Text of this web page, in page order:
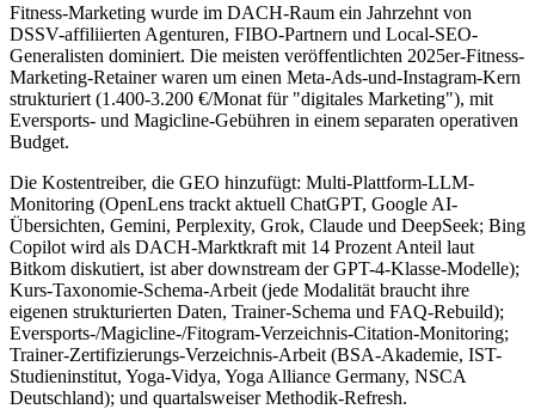
Fitness-Marketing wurde im DACH-Raum ein Jahrzehnt von
DSSV-affiliierten Agenturen, FIBO-Partnern und Local-SEO-
Generalisten dominiert. Die meisten veröffentlichten 2025er-Fitness-
Marketing-Retainer waren um einen Meta-Ads-und-Instagram-Kern
strukturiert (1.400-3.200 €/Monat für "digitales Marketing"), mit
Eversports- und Magicline-Gebühren in einem separaten operativen
Budget.
Die Kostentreiber, die GEO hinzufügt: Multi-Plattform-LLM-
Monitoring (OpenLens trackt aktuell ChatGPT, Google AI-
Übersichten, Gemini, Perplexity, Grok, Claude und DeepSeek; Bing
Copilot wird als DACH-Marktkraft mit 14 Prozent Anteil laut
Bitkom diskutiert, ist aber downstream der GPT-4-Klasse-Modelle);
Kurs-Taxonomie-Schema-Arbeit (jede Modalität braucht ihre
eigenen strukturierten Daten, Trainer-Schema und FAQ-Rebuild);
Eversports-/Magicline-/Fitogram-Verzeichnis-Citation-Monitoring;
Trainer-Zertifizierungs-Verzeichnis-Arbeit (BSA-Akademie, IST-
Studieninstitut, Yoga-Vidya, Yoga Alliance Germany, NSCA
Deutschland); und quartalsweiser Methodik-Refresh.